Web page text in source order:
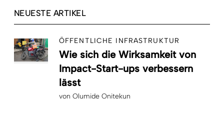
NEUESTE ARTIKEL
ÖFFENTLICHE INFRASTRUKTUR
Wie sich die Wirksamkeit von
Impact-Start-ups verbessern
lässt
von Olumide Onitekun